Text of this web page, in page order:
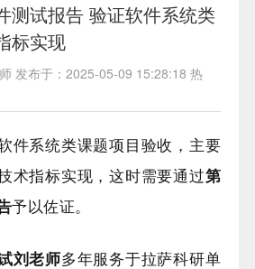
测试报告 验证软件系统类
标实现
发布于：2025-05-09 15:28:18 热
件系统类课题项目验收，主要
术指标实现，这时需要通过第
予以佐证。
刘老师多年服务于拉萨科研单